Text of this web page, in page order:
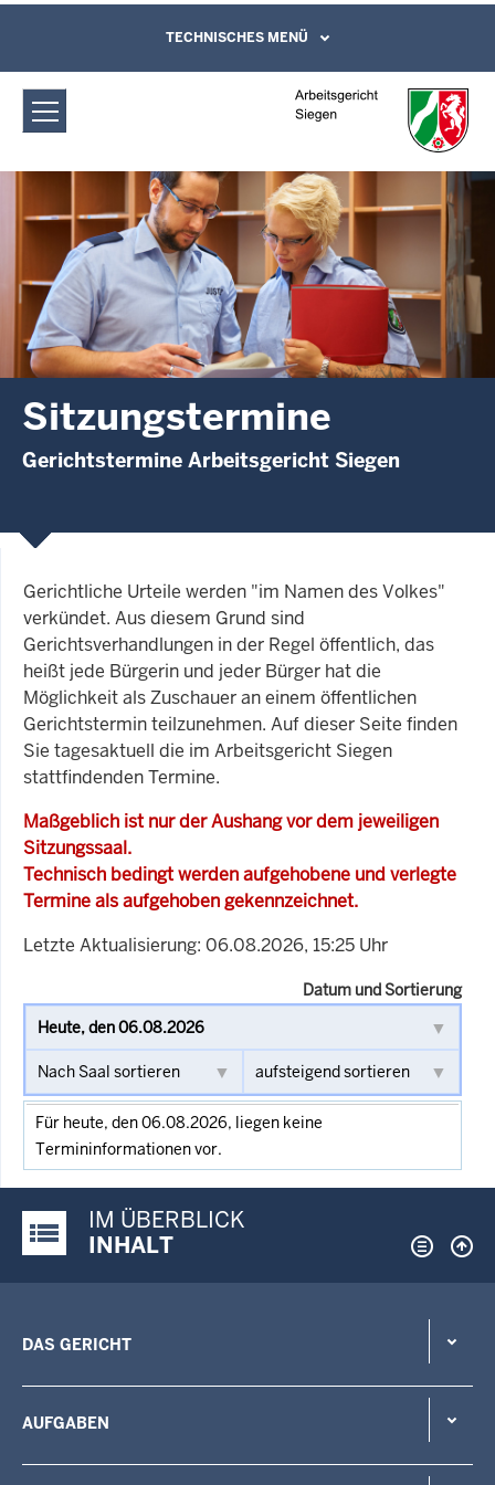
Arbeitsgericht Siegen: Sitzungstermine
Direkt zum Inhalt
Leichte Sprache, Gebärdensprachenvideo
und Kontaktformular
TECHNISCHES MENÜ
Sitzungstermine
Gerichtstermine Arbeitsgericht Siegen
Gerichtliche Urteile werden "im Namen des Volkes"
verkündet. Aus diesem Grund sind
Gerichtsverhandlungen in der Regel öffentlich, das
heißt jede Bürgerin und jeder Bürger hat die
Möglichkeit als Zuschauer an einem öffentlichen
Gerichtstermin teilzunehmen. Auf dieser Seite finden
Sie tagesaktuell die im Arbeitsgericht Siegen
stattfindenden Termine.
Maßgeblich ist nur der Aushang vor dem jeweiligen
Sitzungssaal.
Technisch bedingt werden aufgehobene und verlegte
Termine als aufgehoben gekennzeichnet.
Letzte Aktualisierung: 06.08.2026, 15:25 Uhr
Datum und Sortierung
Für heute, den 06.08.2026, liegen keine
Termininformationen vor.
Justiz-Portal im Überblick:
IM ÜBERBLICK
INHALT
DAS GERICHT
AUFGABEN